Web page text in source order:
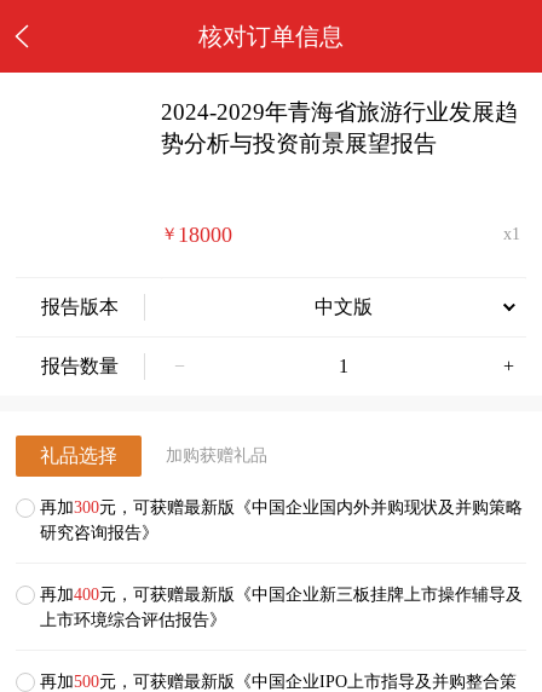
核对订单信息
2024-2029年青海省旅游行业发展趋
势分析与投资前景展望报告
￥ 18000 x1
报告版本 中文版
报告数量 − +
礼品选择 加购获赠礼品
再加300元，可获赠最新版《中国企业国内外并购现状及并购策略
研究咨询报告》
再加400元，可获赠最新版《中国企业新三板挂牌上市操作辅导及
上市环境综合评估报告》
再加500元，可获赠最新版《中国企业IPO上市指导及并购整合策